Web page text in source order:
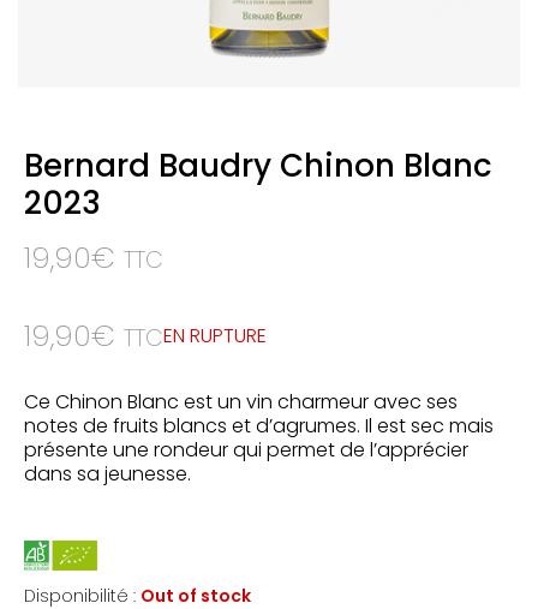
Bernard Baudry Chinon Blanc
2023
19,90€ TTC
19,90€ TTCEN RUPTURE
Ce Chinon Blanc est un vin charmeur avec ses
notes de fruits blancs et d’agrumes. Il est sec mais
présente une rondeur qui permet de l’apprécier
dans sa jeunesse.
Disponibilité : Out of stock